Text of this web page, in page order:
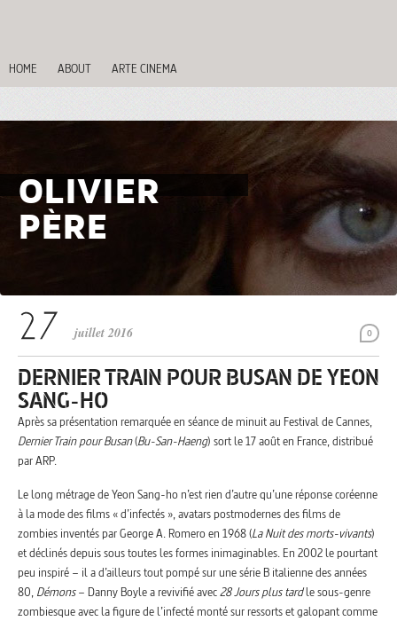
HOME ABOUT ARTE CINEMA
OLIVIER
PÈRE
0
juillet 2016
DERNIER TRAIN POUR BUSAN DE YEON
SANG-HO
Après sa présentation remarquée en séance de minuit au Festival de Cannes,
Dernier Train pour Busan(Bu-San-Haeng) sort le 17 août en France, distribué
par ARP.
Le long métrage de Yeon Sang-ho n’est rien d’autre qu’une réponse coréenne
à la mode des films « d’infectés », avatars postmodernes des films de
zombies inventés par George A. Romero en 1968 (La Nuit des morts-vivants)
et déclinés depuis sous toutes les formes inimaginables. En 2002 le pourtant
peu inspiré – il a d’ailleurs tout pompé sur une série B italienne des années
80, Démons– Danny Boyle a revivifié avec28 Jours plus tardle sous-genre
zombiesque avec la figure de l’infecté monté sur ressorts et galopant comme